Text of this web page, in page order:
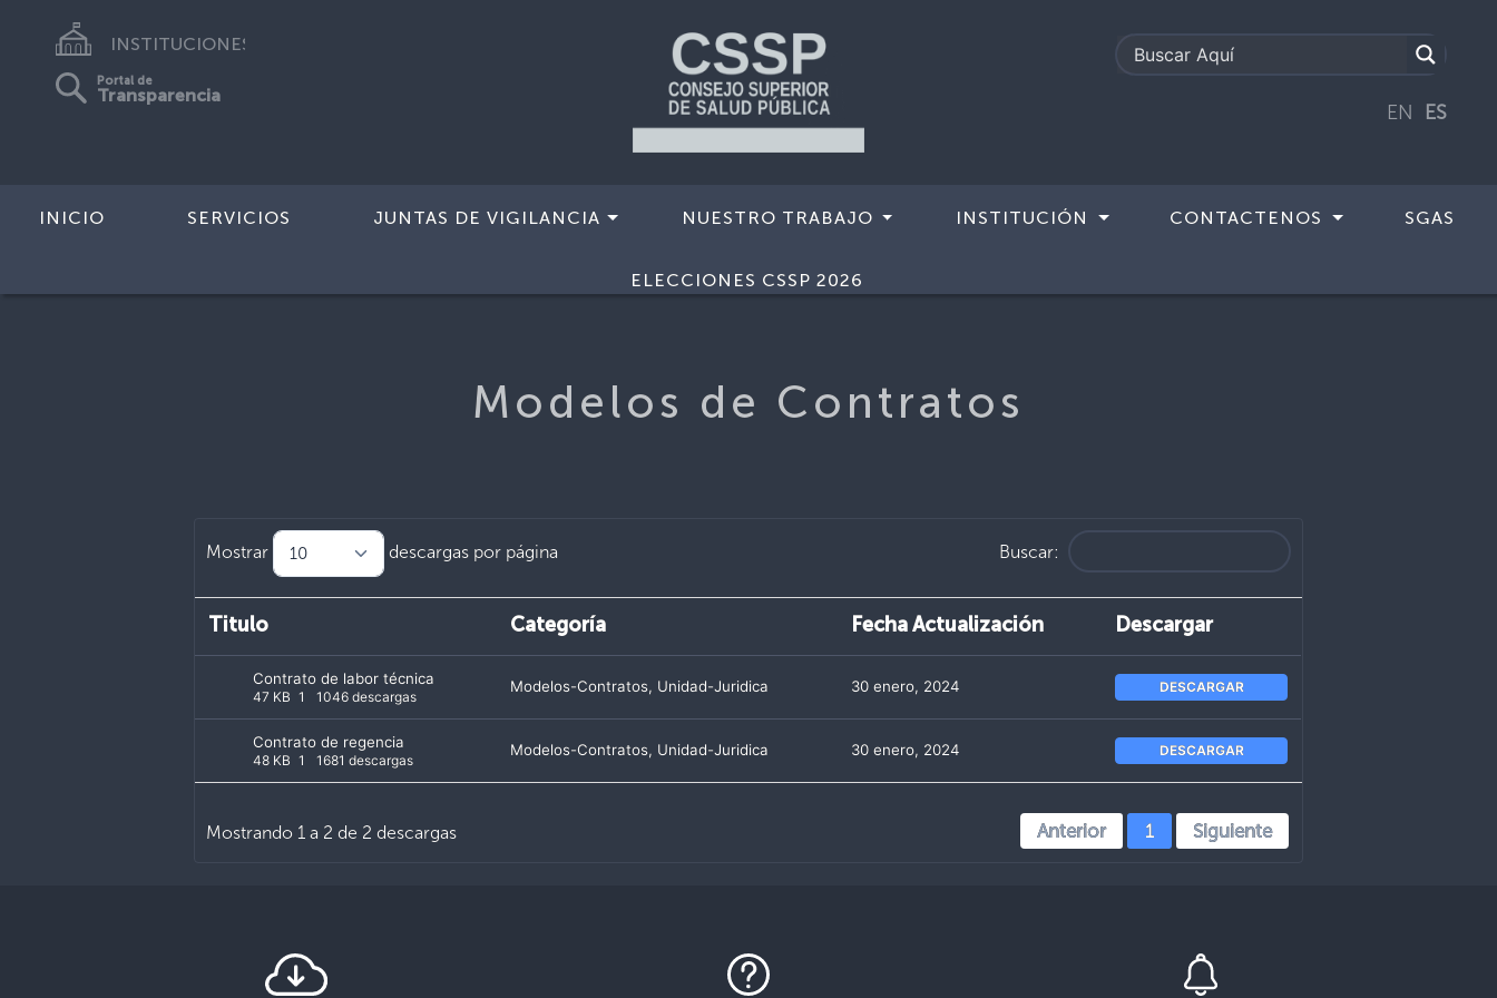
INSTITUCIONES
Portal de
Transparencia
EN ES
INICIO SERVICIOS JUNTAS DE VIGILANCIA NUESTRO TRABAJO INSTITUCIÓN CONTACTENOS SGAS
ELECCIONES CSSP 2026
Modelos de Contratos
Mostrar descargas por página Buscar:
Titulo Categoría Fecha Actualización Descargar
Contrato de labor técnica
47 KB 1 1046 descargas
Modelos-Contratos, Unidad-Juridica 30 enero, 2024 DESCARGAR
Contrato de regencia
48 KB 1 1681 descargas
Modelos-Contratos, Unidad-Juridica 30 enero, 2024 DESCARGAR
Mostrando 1 a 2 de 2 descargas Anterior 1 Siguiente